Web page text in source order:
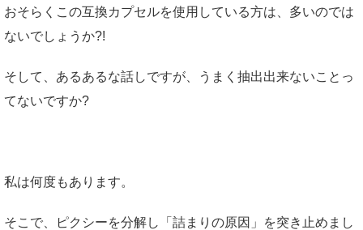
おそらくこの互換カプセルを使用している方は、多いのでは
ないでしょうか?!
そして、あるあるな話しですが、うまく抽出出来ないことっ
てないですか?
私は何度もあります。
そこで、ピクシーを分解し「詰まりの原因」を突き止めまし